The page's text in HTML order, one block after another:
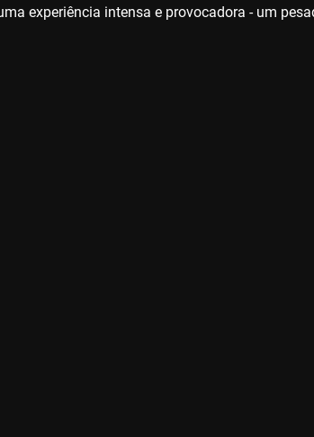
experiência intensa e provocadora - um